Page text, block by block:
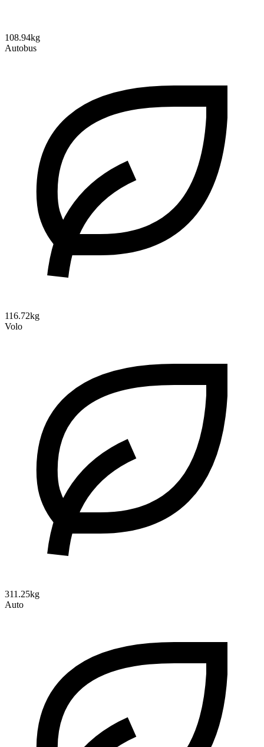
108.94kg
Autobus
116.72kg
Volo
311.25kg
Auto